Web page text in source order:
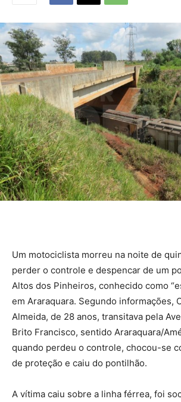
Um motociclista morreu na noite de
perder o controle e despencar de um
Altos dos Pinheiros, conhecido como
em Araraquara. Segundo informações,
Almeida, de 28 anos, transitava pela
Brito Francisco, sentido Araraquara/
quando perdeu o controle, chocou-se
de proteção e caiu do pontilhão.
A vítima caiu sobre a linha férrea, foi